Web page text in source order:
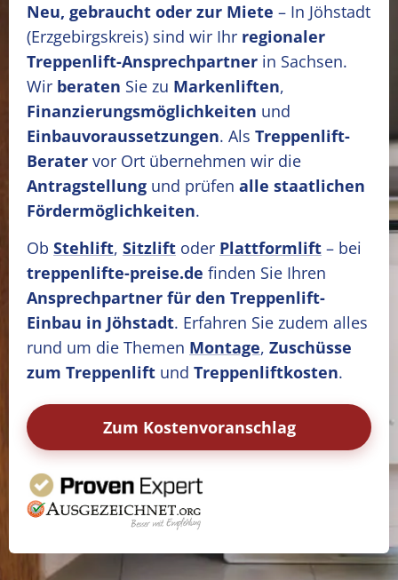
Neu, gebraucht oder zur Miete – In Jöhstadt
(Erzgebirgskreis) sind wir Ihr regionaler
Treppenlift-Ansprechpartner in Sachsen.
Wir beraten Sie zu Markenliften,
Finanzierungsmöglichkeiten und
Einbauvoraussetzungen. Als Treppenlift-
Berater vor Ort übernehmen wir die
Antragstellung und prüfen alle staatlichen
Fördermöglichkeiten.
Ob Stehlift, Sitzlift oder Plattformlift – bei
treppenlifte-preise.de finden Sie Ihren
Ansprechpartner für den Treppenlift-
Einbau in Jöhstadt. Erfahren Sie zudem alles
rund um die Themen Montage, Zuschüsse
zum Treppenlift und Treppenliftkosten.
Zum Kostenvoranschlag